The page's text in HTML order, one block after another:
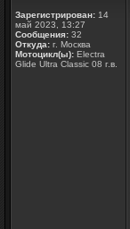
Зарегистрирован: 14
май 2023, 13:27
Сообщения: 32
Откуда: г. Москва
Мотоцикл(ы): Electra
Glide Ultra Classic 08 г.в.